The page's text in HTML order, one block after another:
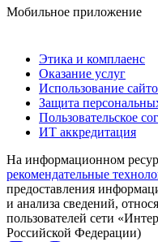
Мобильное приложение
Этика и комплаенс
Оказание услуг
Использование
Защита
Пользовательское
ИТ аккредитация
На информационном
рекомендательные
предоставления
и анализа сведений,
пользователей сети
Российской Федерации)